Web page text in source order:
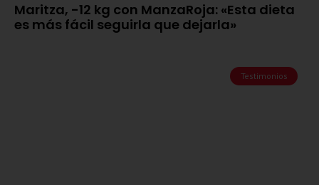
Maritza, -12 kg con ManzaRoja: «Esta dieta
es más fácil seguirla que dejarla»
Testimonios